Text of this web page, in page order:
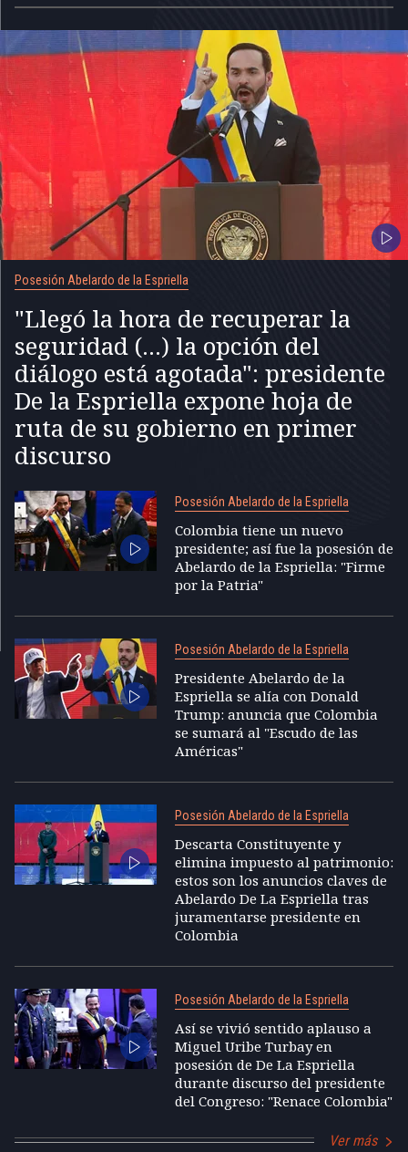
Posesión Abelardo de la Espriella
"Llegó la hora de recuperar la
seguridad (...) la opción del
diálogo está agotada": presidente
De la Espriella expone hoja de
ruta de su gobierno en primer
discurso
Posesión Abelardo de la Espriella
Colombia tiene un nuevo
presidente; así fue la posesión de
Abelardo de la Espriella: "Firme
por la Patria"
Posesión Abelardo de la Espriella
Presidente Abelardo de la
Espriella se alía con Donald
Trump: anuncia que Colombia
se sumará al "Escudo de las
Américas"
Posesión Abelardo de la Espriella
Descarta Constituyente y
elimina impuesto al patrimonio:
estos son los anuncios claves de
Abelardo De La Espriella tras
juramentarse presidente en
Colombia
Posesión Abelardo de la Espriella
Así se vivió sentido aplauso a
Miguel Uribe Turbay en
posesión de De La Espriella
durante discurso del presidente
del Congreso: "Renace Colombia"
Ver más